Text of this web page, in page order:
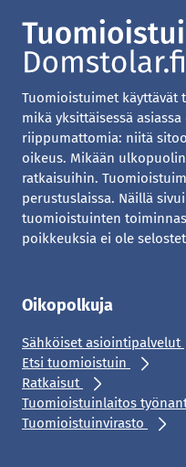
Tuomioistuimet käyttävät
mikä yksittäisessä
riippumattomia: niitä
oikeus. Mikään
ratkaisuihin.
perustuslaissa. Näillä
tuomioistuinten
poikkeuksia ei ole
Oikopolkuja
Sähköiset asiointipalvelut
Etsi tuomioistuin
Ratkaisut
Tuomioistuinlaitos
Tuomioistuinvirasto